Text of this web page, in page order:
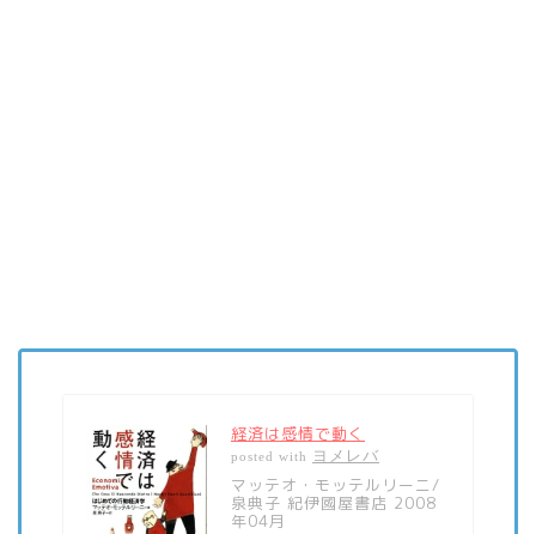
経済は感情で動く
posted with ヨメレバ
マッテオ・モッテルリーニ/
泉典子 紀伊國屋書店 2008
年04月